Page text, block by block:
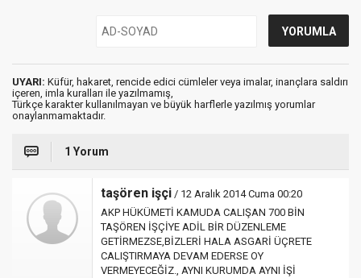
UYARI: Küfür, hakaret, rencide edici cümleler veya imalar, inançlara saldırı
içeren, imla kuralları ile yazılmamış,
Türkçe karakter kullanılmayan ve büyük harflerle yazılmış yorumlar
onaylanmamaktadır.
1 Yorum
taşören işçi / 12 Aralık 2014 Cuma 00:20
AKP HÜKÜMETİ KAMUDA CALIŞAN 700 BİN
TAŞÖREN İŞÇİYE ADİL BİR DÜZENLEME
GETİRMEZSE,BİZLERİ HALA ASGARİ ÜÇRETE
CALIŞTIRMAYA DEVAM EDERSE OY
VERMEYECEĞİZ., AYNI KURUMDA AYNI İŞİ